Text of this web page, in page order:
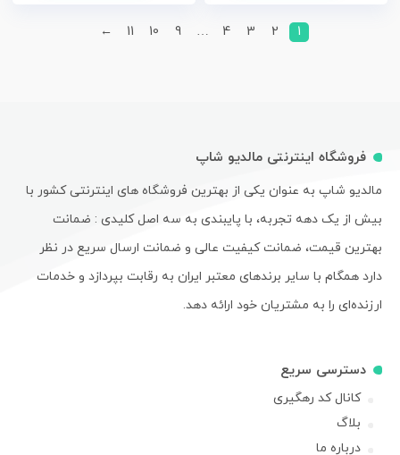
1
2
3
4
…
9
10
11
←
فروشگاه اینترنتی مالدیو شاپ
مالدیو شاپ به عنوان یکی از بهترین فروشگاه های اینترنتی کشور با
بیش از یک دهه تجربه، با پایبندی به سه اصل کلیدی : ضمانت
بهترین قیمت، ضمانت کیفیت عالی و ضمانت ارسال سریع در نظر
دارد همگام با سایر برندهای معتبر ایران به رقابت بپردازد و خدمات
ارزنده‌ای را به مشتریان خود ارائه دهد.
دسترسی سریع
کانال کد رهگیری
بلاگ
درباره ما